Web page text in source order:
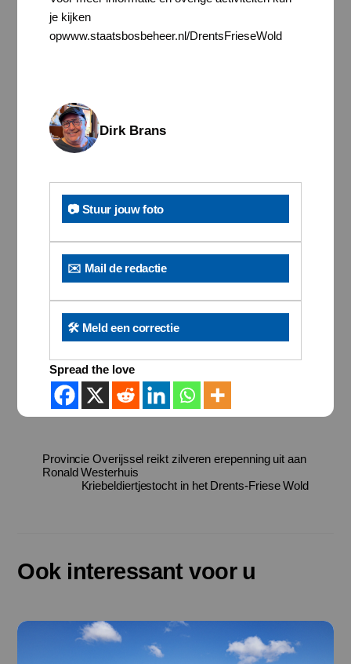
je kijken
opwww.staatsbosbeheer.nl/DrentsFrieseWold
Dirk Brans
📷 Stuur jouw foto
✉️ Mail de redactie
🛠️ Meld een correctie
Spread the love
Provincie Overijssel reikt zilveren erepenning uit aan
Ronald Westerhuis
Kriebeldiertjestocht in het Drents-Friese Wold
Ook interessant voor u